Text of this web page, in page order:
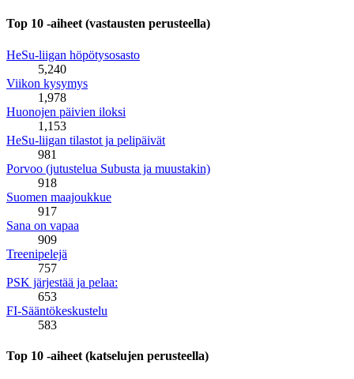
Top 10 -aiheet (vastausten perusteella)
HeSu-liigan höpötysosasto
5,240
Viikon kysymys
1,978
Huonojen päivien iloksi
1,153
HeSu-liigan tilastot ja pelipäivät
981
Porvoo (jutustelua Subusta ja muustakin)
918
Suomen maajoukkue
917
Sana on vapaa
909
Treenipelejä
757
PSK järjestää ja pelaa:
653
FI-Sääntökeskustelu
583
Top 10 -aiheet (katselujen perusteella)